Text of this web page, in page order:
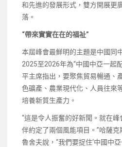
和先進的發展形式，雙方開展更
落。
“帶來實實在在的福祉”
本屆峰會最鮮明的主題是中國同
2025至2026年為“中國中亞一起
平主席指出，要聚焦貿易暢通、
色礦產、農業現代化、人員往來
培養新質生產力。
“這是令人振奮的好新聞。就在
伴約定了兩個風能項目。”哈薩克
魯舍夫說，“我們要捉住‘中國中